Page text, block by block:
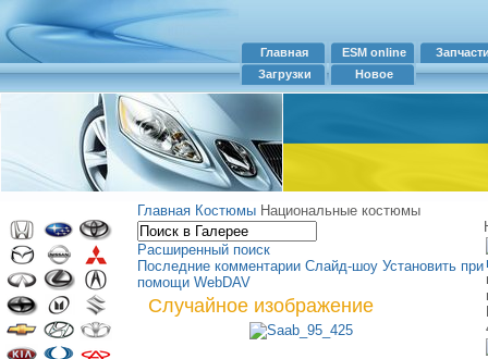
Главная ESM online
Загрузки
Новое
Главная Костюмы Национальные костюмы
Расширенный поиск
Последние комментарии Слайд-шоу Установить при
помощи WebDAV
Случайное изображение